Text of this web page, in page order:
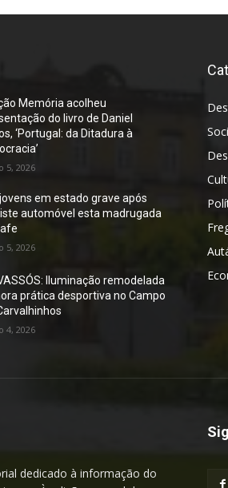
Memória acolheu
do livro de Daniel
‘Portugal: da Ditadura à
5, 2026
em estado grave após
automóvel esta madrugada
5, 2026
Iluminação remodelada
prática desportiva no Campo
4, 2026
dedicado à informação do